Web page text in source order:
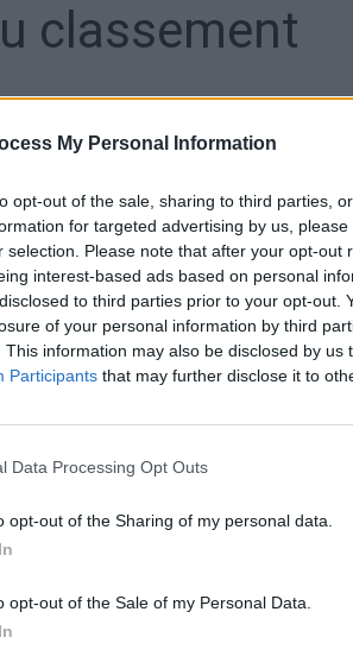
My Personal Information
opt-out of the sale, sharing to third parties,
for targeted advertising by us,
selection. Please note that after your opt-out
interest-based ads based on personal
to third parties prior to your opt-out.
of your personal information by third
This information may also be disclosed by us
Participants that may further disclose it to
Data Processing Opt Outs
opt-out of the Sharing of my personal data.
opt-out of the Sale of my Personal Data.
classement
de 827 %. Son marché de Noël
déjà l’esprit des fêtes. La ville
ses animations pour attirer les visiteurs.
s’étend sur plusieurs sites, mêlant
Nicolas, qui reste très prisée.
dans
413 %, Nantes de 375 %, Paris de
une hausse de 105 %, preuve de
inattendu
avec une hausse de 881 %. La